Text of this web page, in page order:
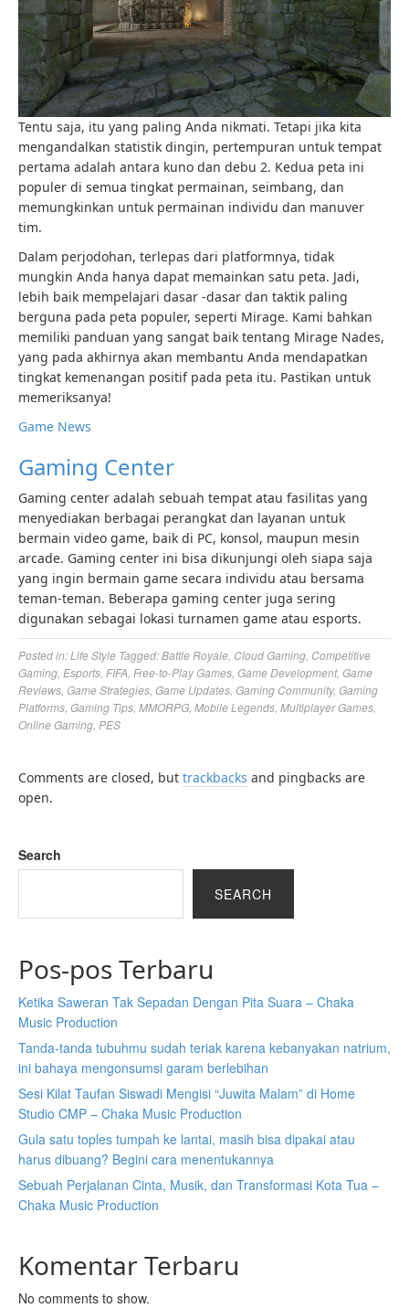
Tentu saja, itu yang paling Anda nikmati. Tetapi jika kita
mengandalkan statistik dingin, pertempuran untuk tempat
pertama adalah antara kuno dan debu 2. Kedua peta ini
populer di semua tingkat permainan, seimbang, dan
memungkinkan untuk permainan individu dan manuver
tim.
Dalam perjodohan, terlepas dari platformnya, tidak
mungkin Anda hanya dapat memainkan satu peta. Jadi,
lebih baik mempelajari dasar -dasar dan taktik paling
berguna pada peta populer, seperti Mirage. Kami bahkan
memiliki panduan yang sangat baik tentang Mirage Nades,
yang pada akhirnya akan membantu Anda mendapatkan
tingkat kemenangan positif pada peta itu. Pastikan untuk
memeriksanya!
Game News
Gaming Center
Gaming center adalah sebuah tempat atau fasilitas yang
menyediakan berbagai perangkat dan layanan untuk
bermain video game, baik di PC, konsol, maupun mesin
arcade. Gaming center ini bisa dikunjungi oleh siapa saja
yang ingin bermain game secara individu atau bersama
teman-teman. Beberapa gaming center juga sering
digunakan sebagai lokasi turnamen game atau esports.
Posted in:Life Style Tagged:Battle Royale Cloud Gaming Competitive
Gaming Esports FIFA Free-to-Play Games Game Development, Game
Reviews Game Strategies Game Updates Gaming Community, Gaming
Platforms Gaming Tips MMORPG Mobile Legends Multiplayer Games
Online Gaming PES
Comments are closed, but trackbacks and pingbacks are
open.
Search
SEARCH
Pos-pos Terbaru
Ketika Saweran Tak Sepadan Dengan Pita Suara – Chaka
Music Production
Tanda-tanda tubuhmu sudah teriak karena kebanyakan natrium,
ini bahaya mengonsumsi garam berlebihan
Sesi Kilat Taufan Siswadi Mengisi “Juwita Malam” di Home
Studio CMP – Chaka Music Production
Gula satu toples tumpah ke lantai, masih bisa dipakai atau
harus dibuang? Begini cara menentukannya
Sebuah Perjalanan Cinta, Musik, dan Transformasi Kota Tua –
Chaka Music Production
Komentar Terbaru
No comments to show.